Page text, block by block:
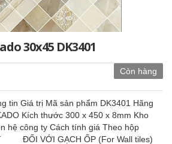
30x45 DK3401
Còn hàng
tin Giá trị Mã sản phẩm DK3401 Hãng
Kích thước 300 x 450 x 8mm Kho
hệ công ty Cách tính giá Theo hộp
ĐỐI VỚI GẠCH ỐP (For Wall tiles)